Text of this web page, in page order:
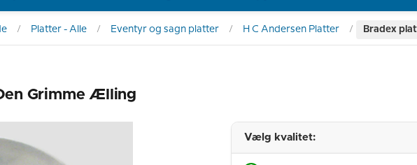
Platter - Alle Eventyr og sagn platter H C Andersen Platter Bradex
Grimme Ælling
Vælg kvalitet: